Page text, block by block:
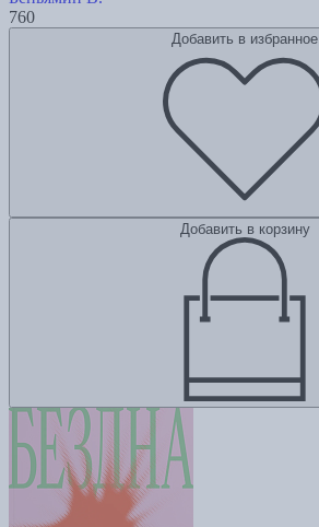
760
Добавить в избранное
Добавить в корзину